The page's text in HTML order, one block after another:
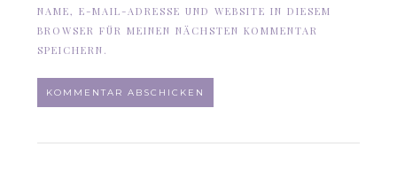
NAME, E-MAIL-ADRESSE UND WEBSITE IN DIESEM
BROWSER FÜR MEINEN NÄCHSTEN KOMMENTAR
SPEICHERN.